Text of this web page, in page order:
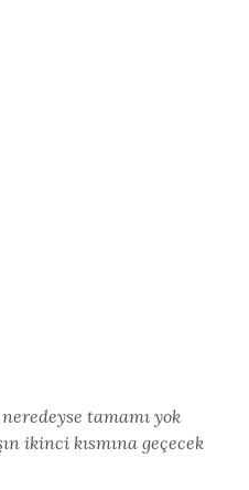
tamamı yok
ikinci kısmına geçecek